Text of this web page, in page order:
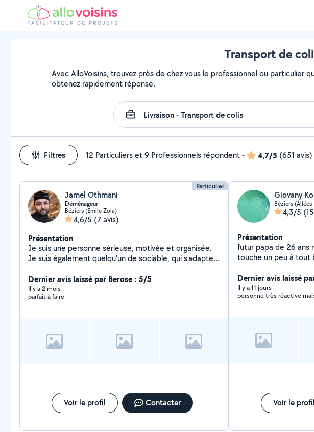
Transport de
Avec AlloVoisins, trouvez près de chez vous le professionnel ou
obtenez rapidement réponse.
Filtres 12 Particuliers et 9 Professionnels répondent- 4,7/5 (651 avis)
Particulier
Jamel Othmani
Déménageur
Béziers (Emile Zola)
4,6/5 (7 avis)
Présentation
Je suis une personne sérieuse, motivée et organisée.
Je suis également quelqu'un de sociable, qui s'adapte
Dernier avis laissé par Berose : 5/5
Il y a 2 mois
parfait à faire
Voir le profil Contacter
Giovany
Béziers (Allées
4,3/5
Présentation
futur papa de 26 ans
touche un peu à tout
Dernier avis laissé
Il y a 11 jours
personne très réactive
Voir le profil